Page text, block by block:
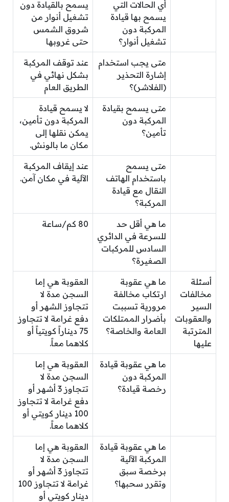
أي الحالات التي
يسمح بها قيادة
المركبة دون
تشغيل أنوار؟
يسمح بالقيادة دون
تشغيل أنوار من
شروق الشمس
حتى غروبها
متى يجب استخدام
إشارة التحذير
(الفلاشر)؟
عند توقف المركبة
بشكل نهائي في
الطريق العام
متى يسمح بقيادة
المركبة دون
تأمين؟
لا يسمح قيادة
المركبة دون تأمين،
يمكن نقلها إلى
مكان ما بالونش.
متى يسمح
باستخدام الهاتف
النقال مع قيادة
المركبة؟
عند إيقاف المركبة
الآلية في مكان آمن.
ما هي أقل حد
للسرعة في الدائري
السادس للمركبات
الصغيرة؟
80 كم/ساعة
أسئلة
مخالفات
السير
والعقوبات
المترتبة
عليها
ما هي عقوبة
ارتكاب مخالفة
مرورية تسببت
بأضرار الممتلكات
العامة والخاصة؟
العقوبة هي إما
السجن مدة لا
تتجاوز الشهر أو
دفع غرامة لا تتجاوز
75 ديناراً كويتياً أو
كلاهما معاً.
ما هي عقوبة قيادة
المركبة دون
رخصة قيادة؟
العقوبة هي إما
السجن مدة لا
تتجاوز 3 أشهر أو
دفع غرامة لا تتجاوز
100 دينار كويتي أو
كلاهما معاً.
ما هي عقوبة قيادة
المركبة الآلية
برخصة سبق
وتقرر سحبها؟
العقوبة هي إما
السجن مدة لا
تتجاوز 3 أشهر أو
غرامة لا تتجاوز 100
دينار كويتي أو